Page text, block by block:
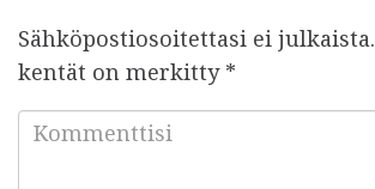
Sähköpostiosoitettasi ei julkaista.
kentät on merkitty *